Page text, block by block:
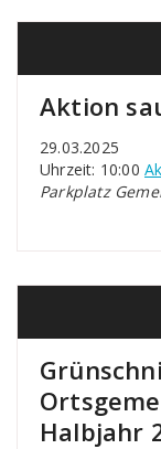
Aktion
29.03.2025
Uhrzeit: 10:00
Parkplatz
Halbjahr